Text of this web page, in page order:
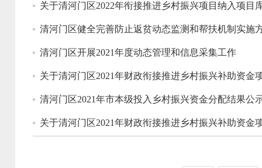
关于清河门区2022年衔接推进乡村振兴项目纳入项目
清河门区健全完善防止返贫动态监测和帮扶机制实施
清河门区开展2021年度动态管理和信息采集工作
关于清河门区2021年财政衔接推进乡村振兴补助资金
清河门区2021年市本级投入乡村振兴资金分配结果公
关于清河门区2021年财政衔接推进乡村振兴补助资金